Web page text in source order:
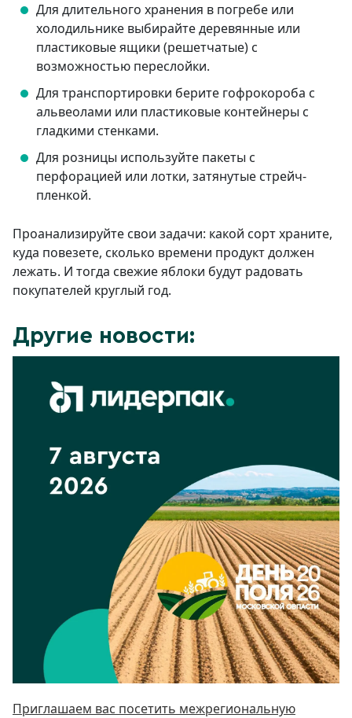
Для длительного хранения в погребе или
холодильнике выбирайте деревянные или
пластиковые ящики (решетчатые) с
возможностью переслойки.
Для транспортировки берите гофрокороба с
альвеолами или пластиковые контейнеры с
гладкими стенками.
Для розницы используйте пакеты с
перфорацией или лотки, затянутые стрейч-
пленкой.
Проанализируйте свои задачи: какой сорт храните,
куда повезете, сколько времени продукт должен
лежать. И тогда свежие яблоки будут радовать
покупателей круглый год.
Другие новости:
Приглашаем вас посетить межрегиональную